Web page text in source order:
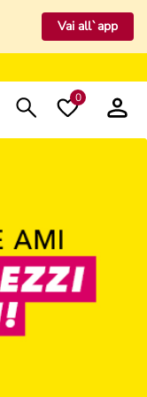
Vai all`app
0